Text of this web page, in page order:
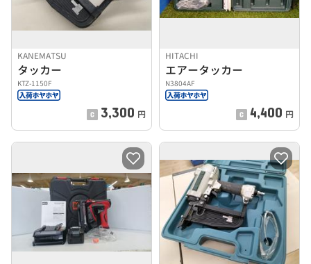
KANEMATSU
タッカー
KTZ-1150F
3,300 円
HITACHI
エアータッカー
N3804AF
4,400 円